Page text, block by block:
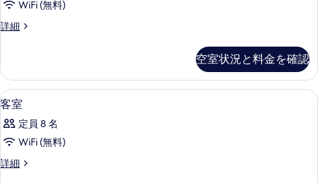
ル
ム
1-
4
名
◆84
平
セ
プ
ト
ム
4
名
◆84
平
米/
洗
ル
禁
煙
(コ
ン
セ
プ
WiFi (無料)
詳細
フ
ー
ル
ー
禁
煙
ン
空室状況と料金を確認
客
室
の
べ
1
客室
定員 8 名
WiFi (無料)
詳細
客